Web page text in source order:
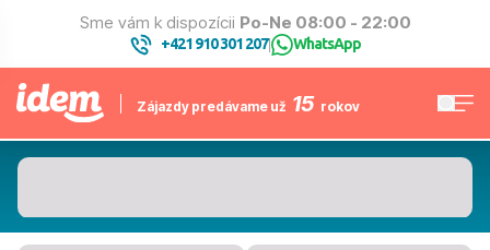
Sme vám k dispozícii Po-Ne 08:00 - 22:00
+421 910 301 207| WhatsApp
Zájazdy predávame už 15 rokov